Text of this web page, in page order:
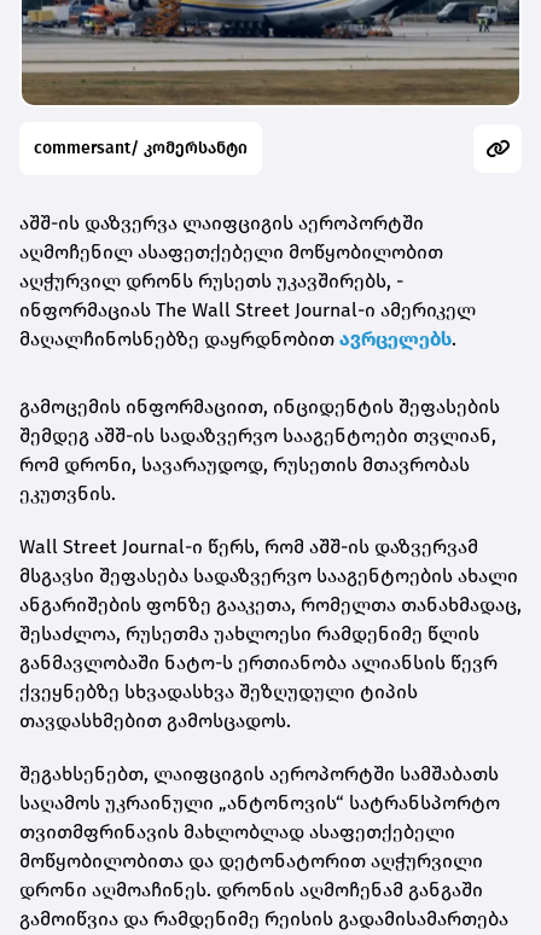
commersant/ კომერსანტი
აშშ-ის დაზვერვა ლაიფციგის აეროპორტში
აღმოჩენილ ასაფეთქებელი მოწყობილობით
აღჭურვილ დრონს რუსეთს უკავშირებს, -
ინფორმაციას The Wall Street Journal-ი ამერიკელ
მაღალჩინოსნებზე დაყრდნობით ავრცელებს.
გამოცემის ინფორმაციით, ინციდენტის შეფასების
შემდეგ აშშ-ის სადაზვერვო სააგენტოები თვლიან,
რომ დრონი, სავარაუდოდ, რუსეთის მთავრობას
ეკუთვნის.
Wall Street Journal-ი წერს, რომ აშშ-ის დაზვერვამ
მსგავსი შეფასება სადაზვერვო სააგენტოების ახალი
ანგარიშების ფონზე გააკეთა, რომელთა თანახმადაც,
შესაძლოა, რუსეთმა უახლოესი რამდენიმე წლის
განმავლობაში ნატო-ს ერთიანობა ალიანსის წევრ
ქვეყნებზე სხვადასხვა შეზღუდული ტიპის
თავდასხმებით გამოსცადოს.
შეგახსენებთ, ლაიფციგის აეროპორტში სამშაბათს
საღამოს უკრაინული „ანტონოვის“ სატრანსპორტო
თვითმფრინავის მახლობლად ასაფეთქებელი
მოწყობილობითა და დეტონატორით აღჭურვილი
დრონი აღმოაჩინეს. დრონის აღმოჩენამ განგაში
გამოიწვია და რამდენიმე რეისის გადამისამართება